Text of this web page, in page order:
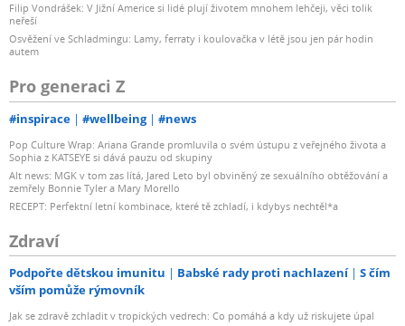
Filip Vondrášek: V Jižní Americe si lidé plují životem mnohem lehčeji, věci tolik
neřeší
Osvěžení ve Schladmingu: Lamy, ferraty i koulovačka v létě jsou jen pár hodin
autem
Pro generaci Z
#inspirace #wellbeing #news
Pop Culture Wrap: Ariana Grande promluvila o svém ústupu z veřejného života a
Sophia z KATSEYE si dává pauzu od skupiny
Alt news: MGK v tom zas lítá, Jared Leto byl obviněný ze sexuálního obtěžování a
zemřely Bonnie Tyler a Mary Morello
RECEPT: Perfektní letní kombinace, které tě zchladí, i kdybys nechtěl*a
Zdraví
Podpořte dětskou imunitu Babské rady proti nachlazení
S čím
vším pomůže rýmovník
Jak se zdravě zchladit v tropických vedrech: Co pomáhá a kdy už riskujete úpal